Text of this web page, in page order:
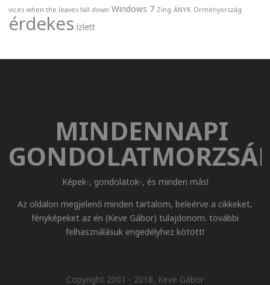
vices when the leaves fall down Windows 7 Zing ÁNYK Örményország
érdekes ízlett
MINDENNAPI
Képek-, gondolatok-, és minden más!
Az oldalon megjelenő minden tartalom, beleérve a cikkeket,
fényképeket az én (Keve Gábor) tulajdonom. további
felhasználásuk engedélyhez kötött!
Copyright 2001 - 2018, Keve Gábor